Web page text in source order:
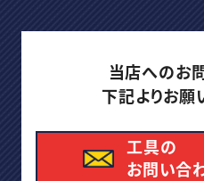
当店へのお
下記よりお願
工具の
お問い合